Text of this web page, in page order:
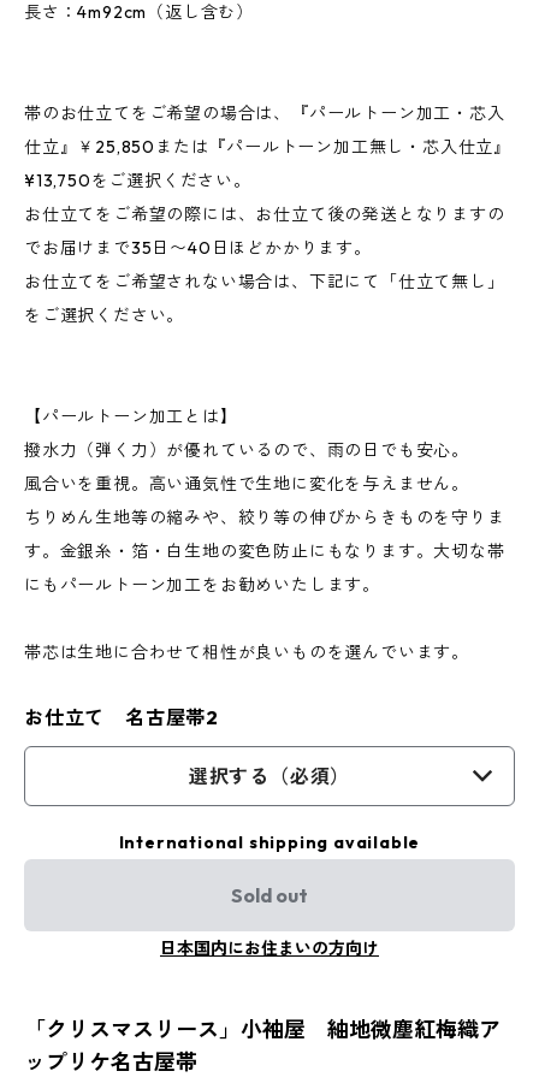
長さ：4m92cm（返し含む）
帯のお仕立てをご希望の場合は、『パールトーン加工・芯入
仕立』￥25,850または『パールトーン加工無し・芯入仕立』
¥13,750をご選択ください。
お仕立てをご希望の際には、お仕立て後の発送となりますの
でお届けまで35日〜40日ほどかかります。
お仕立てをご希望されない場合は、下記にて「仕立て無し」
をご選択ください。
【パールトーン加工とは】
撥水力（弾く力）が優れているので、雨の日でも安心。
風合いを重視。高い通気性で生地に変化を与えません。
ちりめん生地等の縮みや、絞り等の伸びからきものを守りま
す。金銀糸・箔・白生地の変色防止にもなります。大切な帯
にもパールトーン加工をお勧めいたします。
帯芯は生地に合わせて相性が良いものを選んでいます。
お仕立て 名古屋帯2
選択する（必須）
International shipping available
Sold out
日本国内にお住まいの方向け
「クリスマスリース」小袖屋 紬地微塵紅梅織ア
ップリケ名古屋帯